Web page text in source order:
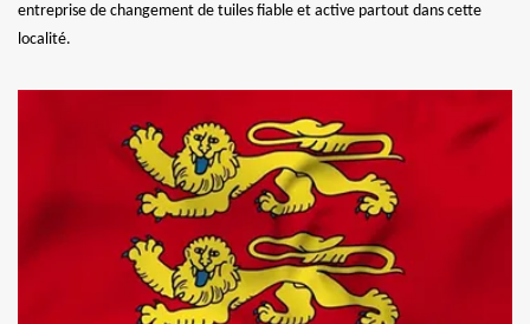
entreprise de changement de tuiles fiable et active partout dans cette
localité.